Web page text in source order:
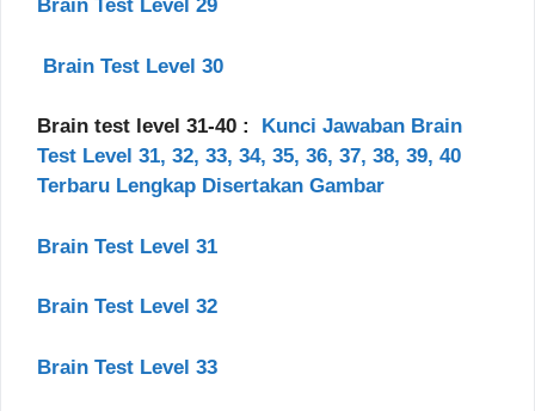
Brain Test Level 29
Brain Test Level 30
Brain test level 31-40 : Kunci Jawaban Brain
Test Level 31, 32, 33, 34, 35, 36, 37, 38, 39, 40
Terbaru Lengkap Disertakan Gambar
Brain Test Level 31
Brain Test Level 32
Brain Test Level 33